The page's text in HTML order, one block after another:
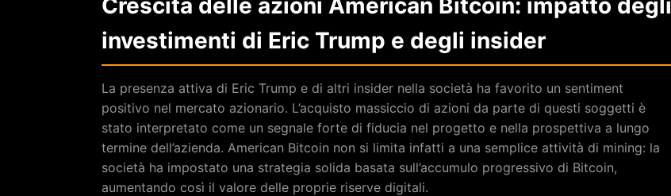
Crescita delle azioni American Bitcoin: impatto degli
investimenti di Eric Trump e degli insider
La presenza attiva di Eric Trump e di altri insider nella società ha favorito un sentiment
positivo nel mercato azionario. L’acquisto massiccio di azioni da parte di questi soggetti è
stato interpretato come un segnale forte di fiducia nel progetto e nella prospettiva a lungo
termine dell’azienda. American Bitcoin non si limita infatti a una semplice attività di mining: la
società ha impostato una strategia solida basata sull’accumulo progressivo di Bitcoin,
aumentando così il valore delle proprie riserve digitali.